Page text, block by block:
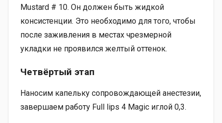
Mustard # 10. Он должен быть жидкой
консистенции. Это необходимо для того, чтобы
после заживления в местах чрезмерной
укладки не проявился желтый оттенок.
Четвёртый этап
Наносим капельку сопровождающей анестезии,
завершаем работу Full lips 4 Magic иглой 0,3.